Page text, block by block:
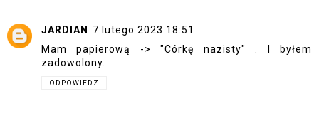
JARDIAN
7 lutego 2023 18:51
Mam papierową -> "Córkę nazisty" . I byłem
zadowolony.
ODPOWIEDZ